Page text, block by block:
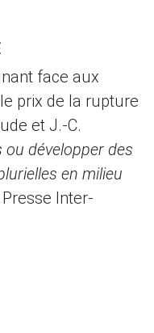
face aux
prix de la rupture
et J.-C.
développer des
en milieu
Inter-